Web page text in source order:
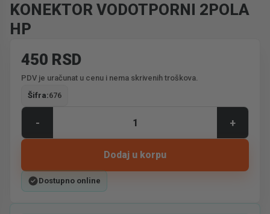
KONEKTOR VODOTPORNI 2POLA
HP
450 RSD
PDV je uračunat u cenu i nema skrivenih troškova.
Šifra:676
- +
Dodaj u korpu
Dostupno online